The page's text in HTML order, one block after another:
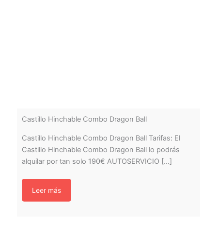
Castillo Hinchable Combo Dragon Ball
Castillo Hinchable Combo Dragon Ball Tarifas: El
Castillo Hinchable Combo Dragon Ball lo podrás
alquilar por tan solo 190€ AUTOSERVICIO [...]
Leer más